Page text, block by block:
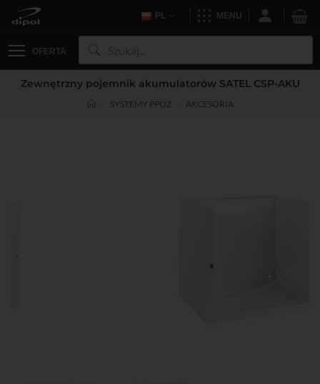
PL MENU
OFERTA
Zewnętrzny pojemnik akumulatorów SATEL CSP-AKU
SYSTEMY PPOŻ AKCESORIA